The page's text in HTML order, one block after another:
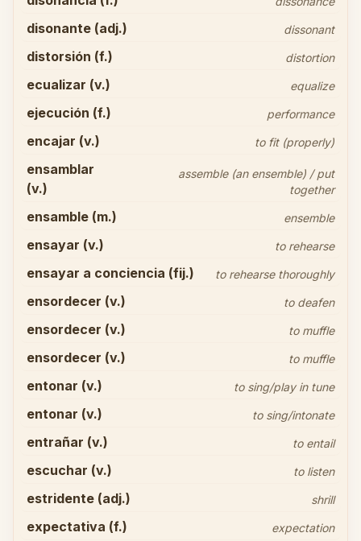
disonante (adj.) dissonant
distorsión (f.) distortion
ecualizar (v.) equalize
ejecución (f.) performance
encajar (v.) to fit (properly)
ensamblar
(v.)
assemble (an ensemble) / put
together
ensamble (m.) ensemble
ensayar (v.) to rehearse
ensayar a conciencia (fij.) to rehearse thoroughly
ensordecer (v.) to deafen
ensordecer (v.) to muffle
ensordecer (v.) to muffle
entonar (v.) to sing/play in tune
entonar (v.) to sing/intonate
entrañar (v.) to entail
escuchar (v.) to listen
estridente (adj.) shrill
expectativa (f.) expectation